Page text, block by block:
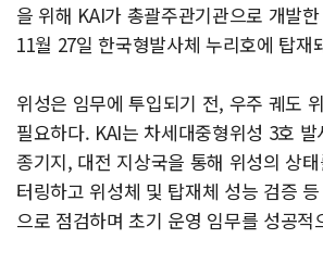
을 위해 KAI가 총괄주관기관으로 개발
11월 27일 한국형발사체 누리호에 탑재
위성은 임무에 투입되기 전, 우주 궤도
필요하다. KAI는 차세대중형위성 3호
종기지, 대전 지상국을 통해 위성의 상
터링하고 위성체 및 탑재체 성능 검증
으로 점검하며 초기 운영 임무를 성공적